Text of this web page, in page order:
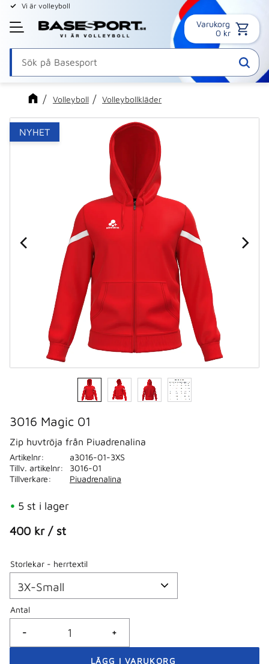
Meny
Vi är volleyboll
Varukorg
0 kr
Volleyboll Volleybollkläder
NYHET
3016 Magic 01
Zip huvtröja från Piuadrenalina
400 kr / st
Storlekar - herrtextil
Antal
+
-
5 st i lager
Artikelnr
a3016-01-3XS
Tillv. artikelnr
3016-01
Tillverkare
Piuadrenalina